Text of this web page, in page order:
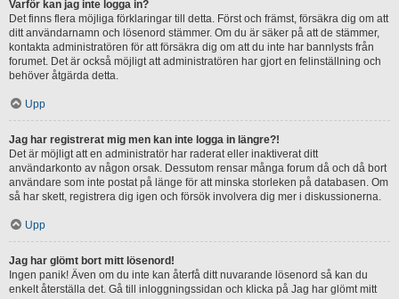
Varför kan jag inte logga in?
Det finns flera möjliga förklaringar till detta. Först och främst, försäkra dig om att
ditt användarnamn och lösenord stämmer. Om du är säker på att de stämmer,
kontakta administratören för att försäkra dig om att du inte har bannlysts från
forumet. Det är också möjligt att administratören har gjort en felinställning och
behöver åtgärda detta.
Upp
Jag har registrerat mig men kan inte logga in längre?!
Det är möjligt att en administratör har raderat eller inaktiverat ditt
användarkonto av någon orsak. Dessutom rensar många forum då och då bort
användare som inte postat på länge för att minska storleken på databasen. Om
så har skett, registrera dig igen och försök involvera dig mer i diskussionerna.
Upp
Jag har glömt bort mitt lösenord!
Ingen panik! Även om du inte kan återfå ditt nuvarande lösenord så kan du
enkelt återställa det. Gå till inloggningssidan och klicka på Jag har glömt mitt